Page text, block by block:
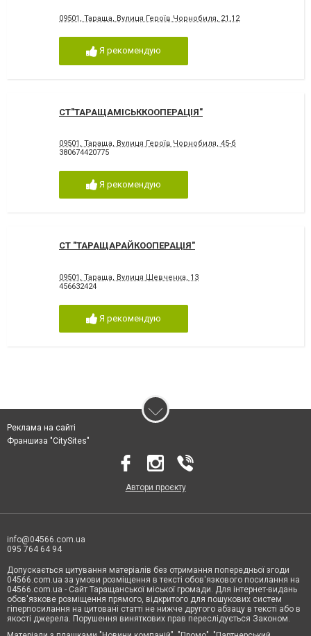
09501, Тараща, Вулиця Героїв Чорнобиля, 21,12
Я рекомендую
СТ"ТАРАЩАМІСЬККООПЕРАЦІЯ"
09501, Тараща, Вулиця Героїв Чорнобиля, 45-б
380674420775
Я рекомендую
СТ "ТАРАЩАРАЙКООПЕРАЦІЯ"
09501, Тараща, Вулиця Шевченка, 13
456632424
Я рекомендую
Реклама на сайті
Франшиза "CitySites"
Автори проєкту
info@04566.com.ua
095 764 64 94
Допускається цитування матеріалів без отримання попередньої згоди
04566.com.ua за умови розміщення в тексті обов'язкового посилання на
04566.com.ua - Cайт Таращанської міської громади. Для інтернет-видань
обов'язкове розміщення прямого, відкритого для пошукових систем
гіперпосилання на цитовані статті не нижче другого абзацу в тексті або в
якості джерела. Порушення виняткових прав переслідується Законом.